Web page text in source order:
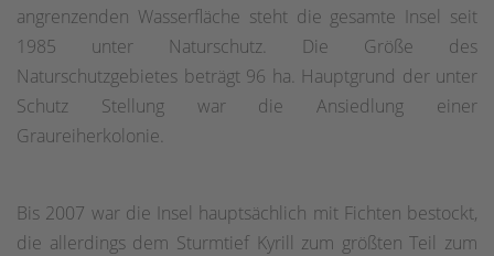
angrenzenden Wasserfläche steht die gesamte Insel seit
1985 unter Naturschutz. Die Größe des
Naturschutzgebietes beträgt 96 ha. Hauptgrund der unter
Schutz Stellung war die Ansiedlung einer
Graureiherkolonie.
Bis 2007 war die Insel hauptsächlich mit Fichten bestockt,
die allerdings dem Sturmtief Kyrill zum größten Teil zum